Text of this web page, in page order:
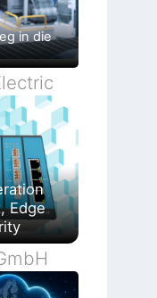
in die
Edge